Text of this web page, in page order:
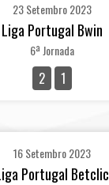
23 Setembro 2023
Liga Portugal Bwin
6ª Jornada
2 1
16 Setembro 2023
Portugal Betclic